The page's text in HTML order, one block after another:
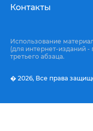
Контакты
Использование
(для интернет-изданий -
третьего абзаца.
� 2026, Все права